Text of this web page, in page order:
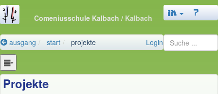
Comeniusschule Kalbach / Kalbach
ausgang start projekte Login
Projekte